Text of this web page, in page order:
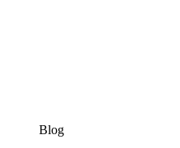
Blog